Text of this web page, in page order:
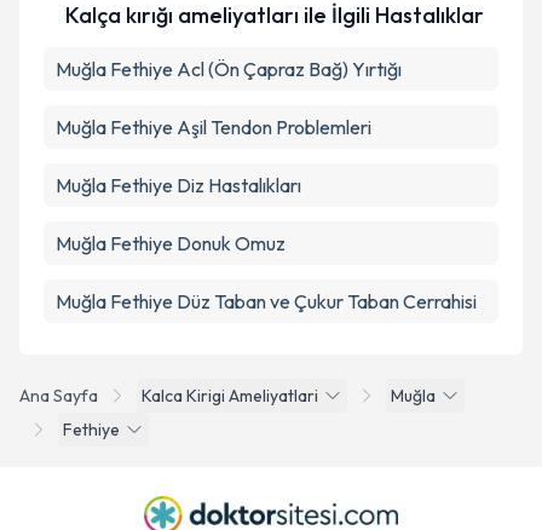
Ana Sayfa Kalca Kirigi Ameliyatlari
Muğla
Fethiye
Kalça kırığı ameliyatları ile İlgili Hastalıklar
Muğla Fethiye Acl (Ön Çapraz Bağ) Yırtığı
Muğla Fethiye Aşil Tendon Problemleri
Muğla Fethiye Diz Hastalıkları
Muğla Fethiye Donuk Omuz
Muğla Fethiye Düz Taban ve Çukur Taban Cerrahisi